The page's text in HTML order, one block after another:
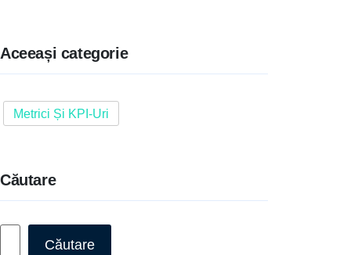
Aceeași categorie
Metrici Și KPI-Uri
Căutare
Căutare